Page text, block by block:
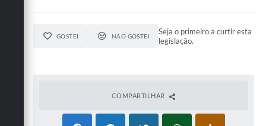
GOSTEI NÃO GOSTEI
Seja o primeiro a curtir esta
legislação.
COMPARTILHAR